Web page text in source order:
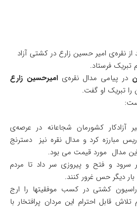
نقره‌ی امیر حسین زارع در کشتی آزاد
در پیامی مدال نقره‌یامیرحسین زارع
را تبریک او گفت.
آزادکار کشورمان شجاعانه در عرصه‌ی
مبارزه کرد و مدال نقره نیز دسترنج
این مدال مورد قیمت می بود.
سرود و فتح و پیروزی سر داد تا مردم
دیگر حس غرور کنند.
کشتی در کسب موفقیتها را ارج
قابل احترام این مردان پرافتخار با